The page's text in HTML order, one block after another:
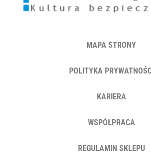
MAPA STRONY
POLITYKA
KARIERA
WSPÓŁPRACA
REGULAMIN SKLEPU